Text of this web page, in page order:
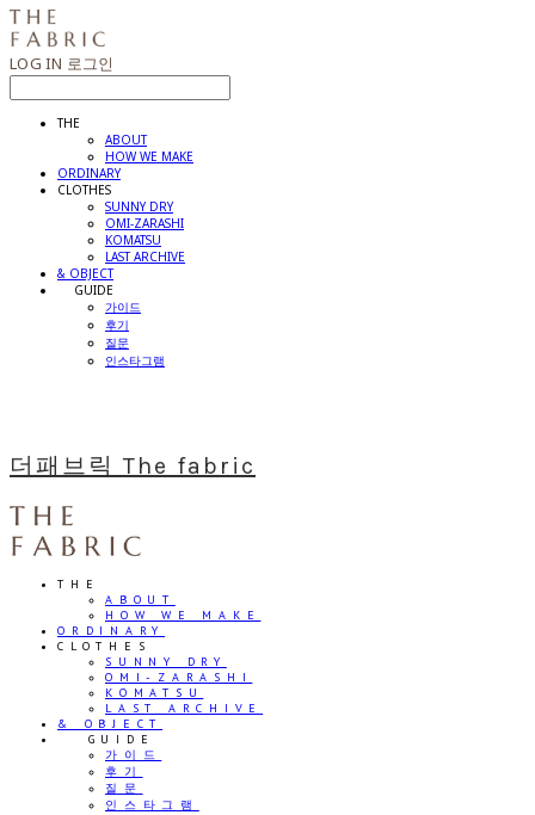
LOG IN 로그인
THE
ABOUT
HOW WE MAKE
ORDINARY
CLOTHES
SUNNY DRY
OMI-ZARASHI
KOMATSU
LAST ARCHIVE
& OBJECT
⠀⠀GUIDE
가이드
후기
질문
인스타그램
더패브릭 The fabric
THE
ABOUT
HOW WE MAKE
ORDINARY
CLOTHES
SUNNY DRY
OMI-ZARASHI
KOMATSU
LAST ARCHIVE
& OBJECT
⠀⠀GUIDE
가이드
후기
질문
인스타그램